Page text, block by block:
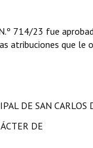
714/23 fue
atribuciones que le
DE SAN CARLOS
DE